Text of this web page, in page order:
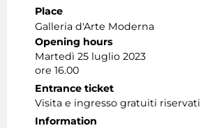
Place
Galleria d'Arte Moderna
Opening hours
Martedì 25 luglio 2023
ore 16.00
Entrance ticket
Visita e ingresso gratuiti riservati
Information